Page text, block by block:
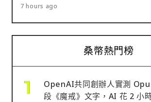
7 hours ago
桑幣熱門榜
OpenAI共同創辦人實測
段《魔戒》文字，AI 花 2 小